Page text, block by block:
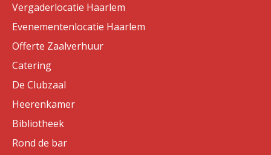
Vergaderlocatie Haarlem
Evenementenlocatie Haarlem
Offerte Zaalverhuur
Catering
De Clubzaal
Heerenkamer
Bibliotheek
Rond de bar